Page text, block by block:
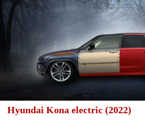
Hyundai Kona electric (2022)